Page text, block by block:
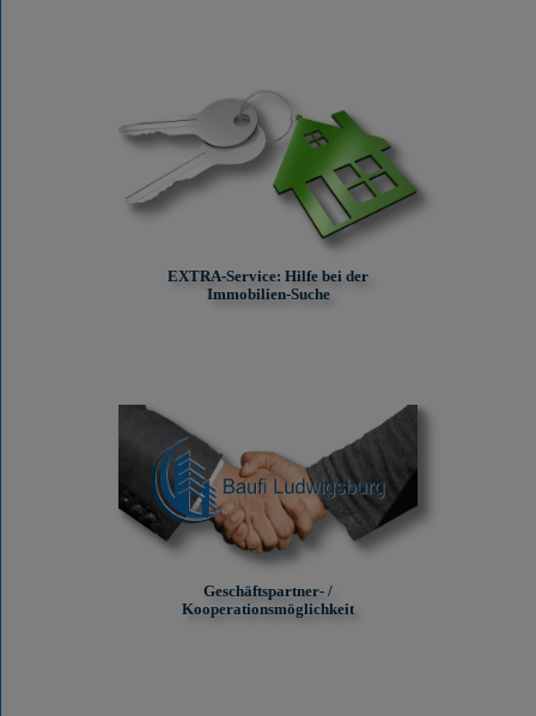
EXTRA-Service: Hilfe bei der
Immobilien-Suche
Geschäftspartner- /
Kooperationsmöglichkeit